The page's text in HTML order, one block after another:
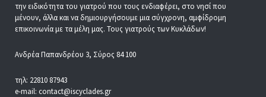
την ειδικότητα του γιατρού που τους ενδιαφέρει, στο νησί που
μένουν, άλλα και να δημιουργήσουμε μια σύγχρονη, αμφίδρομη
επικοινωνία με τα μέλη μας. Τους γιατρούς των Κυκλάδων!
Ανδρέα Παπανδρέου 3, Σύρος 84 100
τηλ: 22810 87943
e-mail: contact@iscyclades.gr